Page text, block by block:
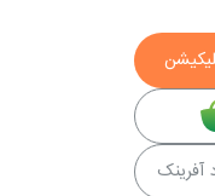
آفرینک